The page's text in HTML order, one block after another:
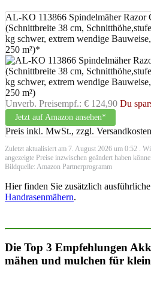
AL-KO 113866 Spindelmäher Razor
(Schnittbreite 38 cm,
kg schwer, extrem wendige
250 m²)*
Unverb. Preisempf.: € 124,90 Du
Jetzt auf Amazon ansehen*
Preis inkl. MwSt., zzgl. Versandkosten
Zuletzt aktualisiert am 7. August 2026 um 0:52 .
angezeigte Preise inzwischen geändert haben
Bildquelle: Amazon Partnerprogramm
Hier finden Sie zusätzlich
Handrasenmähern.
Die Top 3 Empfehlungen
mähen und mulchen für